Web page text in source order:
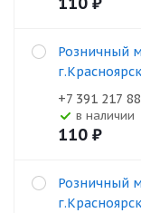
Розничный
+7 391 217
В наличии
110 ₽
Розничный